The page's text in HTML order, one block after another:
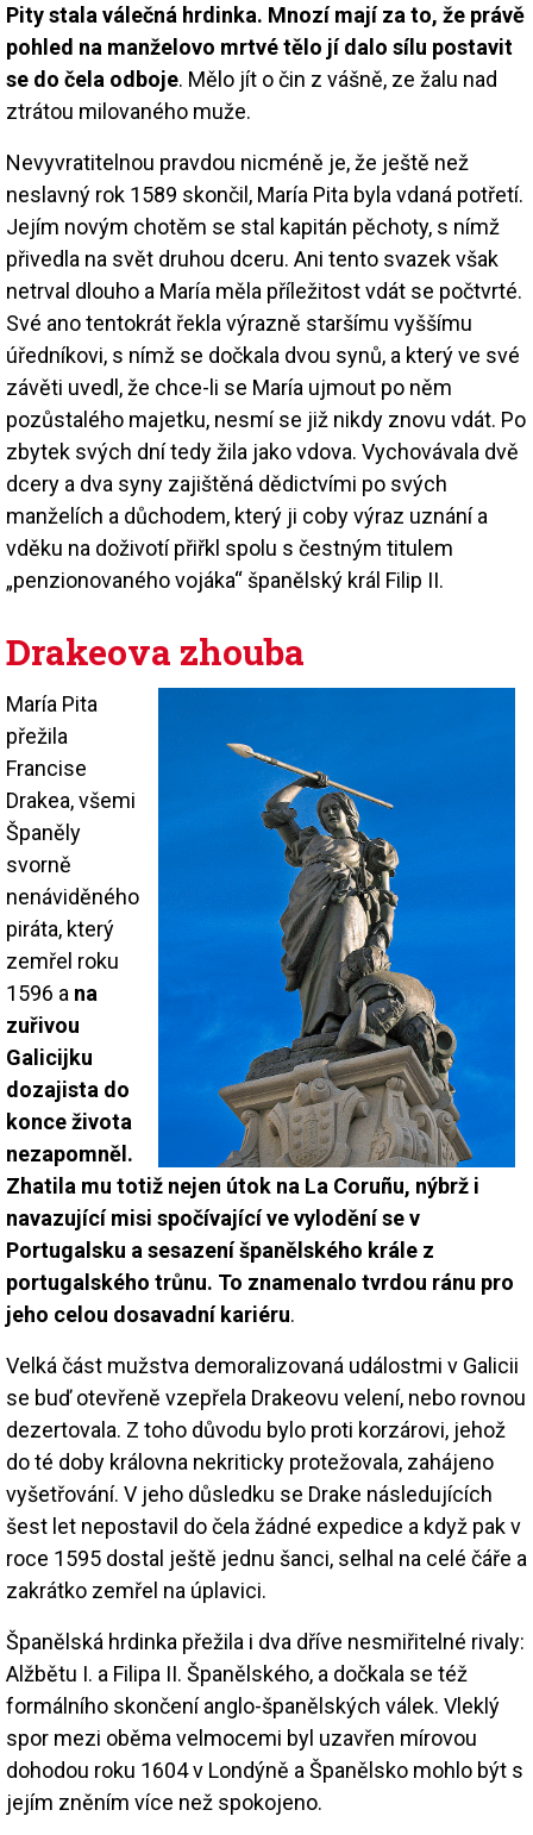
Pity stala válečná hrdinka. Mnozí mají za to, že právě
pohled na manželovo mrtvé tělo jí dalo sílu postavit
se do čela odboje. Mělo jít o čin z vášně, ze žalu nad
ztrátou milovaného muže.
Nevyvratitelnou pravdou nicméně je, že ještě než
neslavný rok 1589 skončil, María Pita byla vdaná potřetí.
Jejím novým chotěm se stal kapitán pěchoty, s nímž
přivedla na svět druhou dceru. Ani tento svazek však
netrval dlouho a María měla příležitost vdát se počtvrté.
Své ano tentokrát řekla výrazně staršímu vyššímu
úředníkovi, s nímž se dočkala dvou synů, a který ve své
závěti uvedl, že chce-li se María ujmout po něm
pozůstalého majetku, nesmí se již nikdy znovu vdát. Po
zbytek svých dní tedy žila jako vdova. Vychovávala dvě
dcery a dva syny zajištěná dědictvími po svých
manželích a důchodem, který ji coby výraz uznání a
vděku na doživotí přiřkl spolu s čestným titulem
„penzionovaného vojáka“ španělský král Filip II.
Drakeova zhouba
María Pita
přežila
Francise
Drakea, všemi
Španěly
svorně
nenáviděného
piráta, který
zemřel roku
1596 a na
zuřivou
Galicijku
dozajista do
konce života
nezapomněl.
Zhatila mu totiž nejen útok na La Coruñu, nýbrž i
navazující misi spočívající ve vylodění se v
Portugalsku a sesazení španělského krále z
portugalského trůnu. To znamenalo tvrdou ránu pro
jeho celou dosavadní kariéru.
Velká část mužstva demoralizovaná událostmi v Galicii
se buď otevřeně vzepřela Drakeovu velení, nebo rovnou
dezertovala. Z toho důvodu bylo proti korzárovi, jehož
do té doby královna nekriticky protežovala, zahájeno
vyšetřování. V jeho důsledku se Drake následujících
šest let nepostavil do čela žádné expedice a když pak v
roce 1595 dostal ještě jednu šanci, selhal na celé čáře a
zakrátko zemřel na úplavici.
Španělská hrdinka přežila i dva dříve nesmiřitelné rivaly:
Alžbětu I. a Filipa II. Španělského, a dočkala se též
formálního skončení anglo-španělských válek. Vleklý
spor mezi oběma velmocemi byl uzavřen mírovou
dohodou roku 1604 v Londýně a Španělsko mohlo být s
jejím zněním více než spokojeno.